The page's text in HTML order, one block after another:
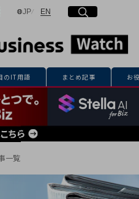
、
創エコシステムです。
企業)
ます
JP日本語
ENEnglish
の
検索する
のIT用語 まとめ記事 お
一覧